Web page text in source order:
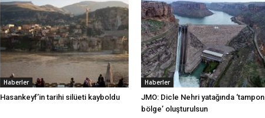
Haberler
Hasankeyf’in tarihi silüeti kayboldu
Haberler
JMO: Dicle Nehri yatağında ‘tampon
bölge’ oluşturulsun